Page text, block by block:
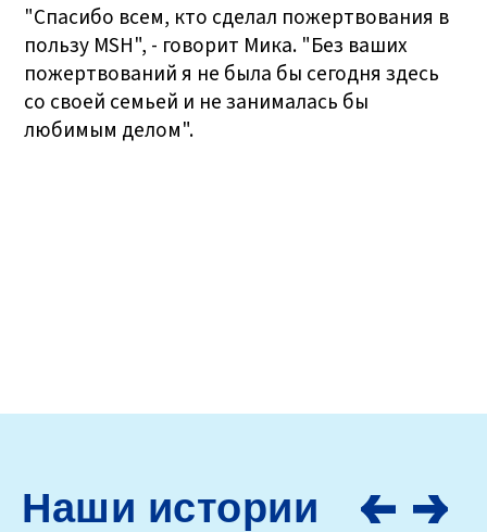
"Спасибо всем, кто сделал пожертвования в
пользу MSH", - говорит Мика. "Без ваших
пожертвований я не была бы сегодня здесь
со своей семьей и не занималась бы
любимым делом".
Наши истории